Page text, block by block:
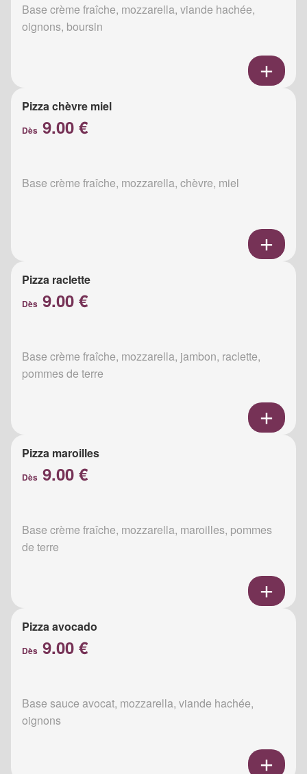
Base crème fraîche, mozzarella, viande hachée,
oignons, boursin
Pizza chèvre miel
Dès 9.00 €
Base crème fraîche, mozzarella, chèvre, miel
Pizza raclette
Dès 9.00 €
Base crème fraîche, mozzarella, jambon, raclette,
pommes de terre
Pizza maroilles
Dès 9.00 €
Base crème fraîche, mozzarella, maroilles, pommes
de terre
Pizza avocado
Dès 9.00 €
Base sauce avocat, mozzarella, viande hachée,
oignons